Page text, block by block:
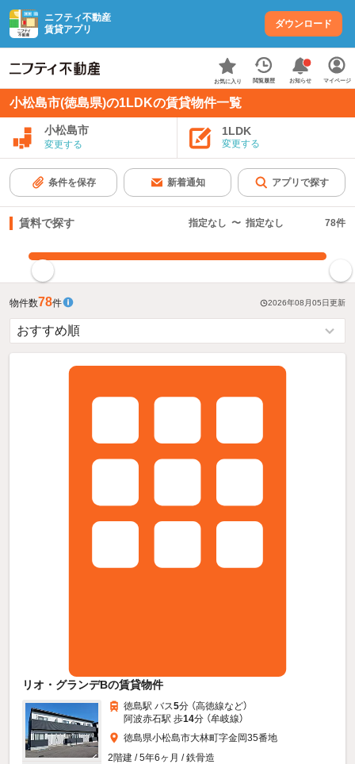
ニフティ不動産
賃貸アプリ
ダウンロード
お気に入り 閲覧履歴 お知らせ マイページ
小松島市(徳島県)の1LDKの賃貸物件一覧
小松島市
変更する
1LDK
変更する
条件を保存 新着通知 アプリで探す
賃料で探す 指定なし 〜 指定なし 78件
物件数78件 2026年08月05日更新
リオ・グランデBの賃貸物件
徳島駅 バス5分 （高徳線など）
阿波赤石駅 歩14分 （牟岐線）
徳島県小松島市大林町字金岡35番地
2階建 / 5年6ヶ月 / 鉄骨造